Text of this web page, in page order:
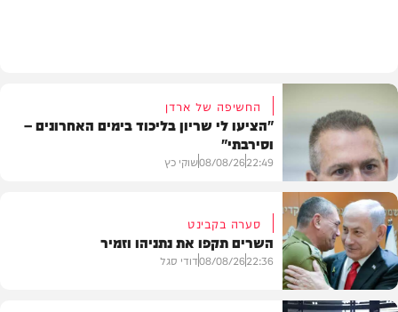
חדשות
החשיפה של ארדן
"הציעו לי שריון בליכוד בימים האחרונים –
וסירבתי"
22:49
08/08/26שוקי כץ
סערה בקבינט
השרים תקפו את נתניהו וזמיר
22:36
08/08/26דודי סגל